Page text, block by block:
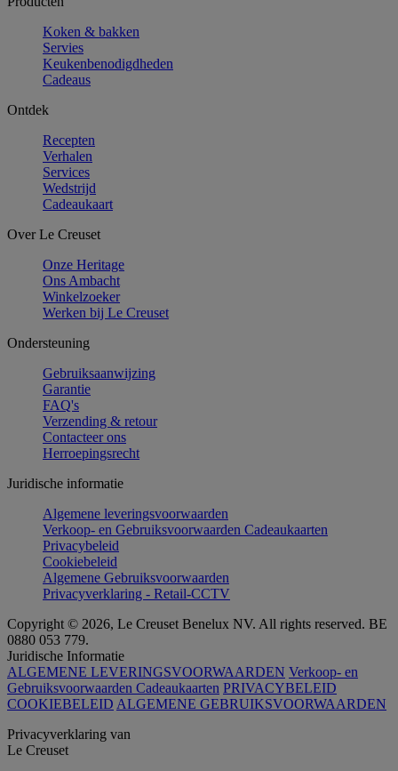
Koken & bakken
Servies
Keukenbenodigdheden
Cadeaus
Ontdek
Recepten
Verhalen
Services
Wedstrijd
Cadeaukaart
Over Le Creuset
Onze Heritage
Ons Ambacht
Winkelzoeker
Werken bij Le Creuset
Ondersteuning
Gebruiksaanwijzing
Garantie
FAQ's
Verzending & retour
Contacteer ons
Herroepingsrecht
Juridische informatie
Algemene leveringsvoorwaarden
Verkoop- en Gebruiksvoorwaarden Cadeaukaarten
Privacybeleid
Cookiebeleid
Algemene Gebruiksvoorwaarden
Privacyverklaring - Retail-CCTV
Copyright © 2026, Le Creuset Benelux NV. All rights reserved. BE
0880 053 779.
Juridische Informatie
ALGEMENE LEVERINGSVOORWAARDEN Verkoop- en
Gebruiksvoorwaarden Cadeaukaarten PRIVACYBELEID
COOKIEBELEID ALGEMENE GEBRUIKSVOORWAARDEN
Privacyverklaring van
Le Creuset